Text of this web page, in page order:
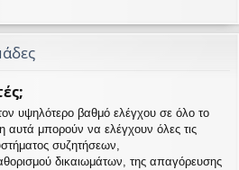
τον υψηλότερο βαθμό ελέγχου σε όλο το
μπορούν να ελέγχουν όλες τις
συζητήσεων,
δικαιωμάτων, της απαγόρευσης